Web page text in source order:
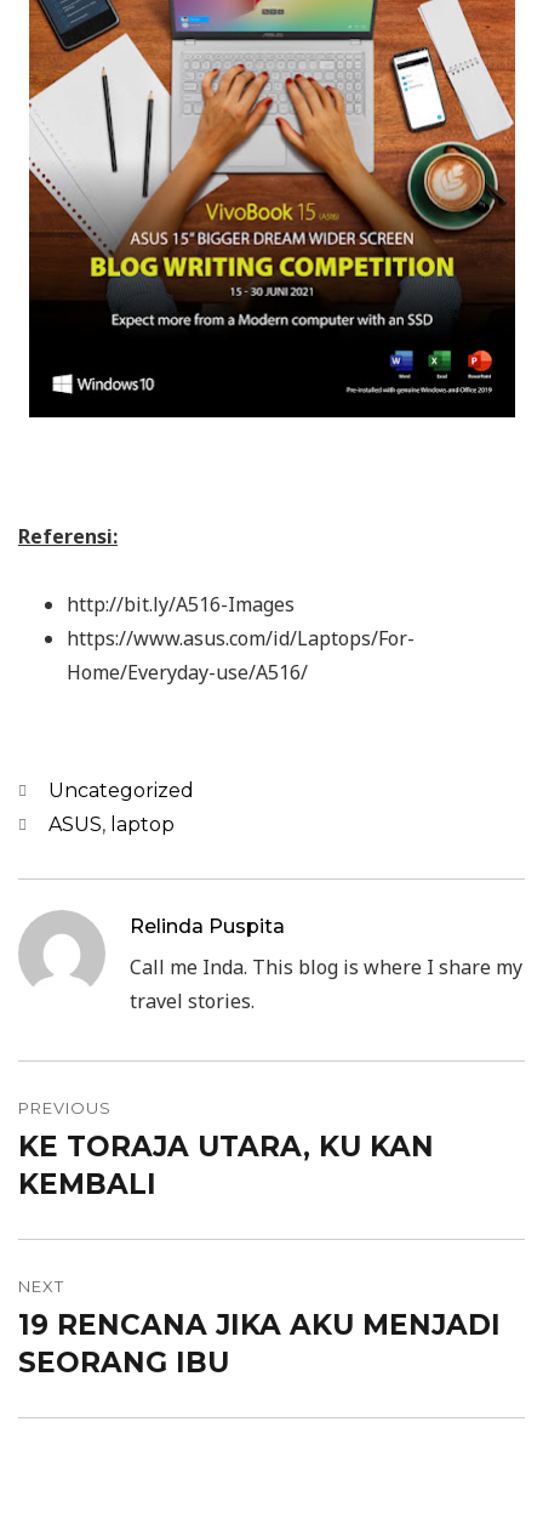
Referensi:
http://bit.ly/A516-Images
https://www.asus.com/id/Laptops/For-
Home/Everyday-use/A516/
Categories
Uncategorized
TagsASUS, laptop
Relinda Puspita
Call me Inda. This blog is where I share my
travel stories.
Post
navigation
PREVIOUS
Previous
post:
KE TORAJA UTARA, KU KAN
KEMBALI
NEXT
Next
post:
19 RENCANA JIKA AKU MENJADI
SEORANG IBU